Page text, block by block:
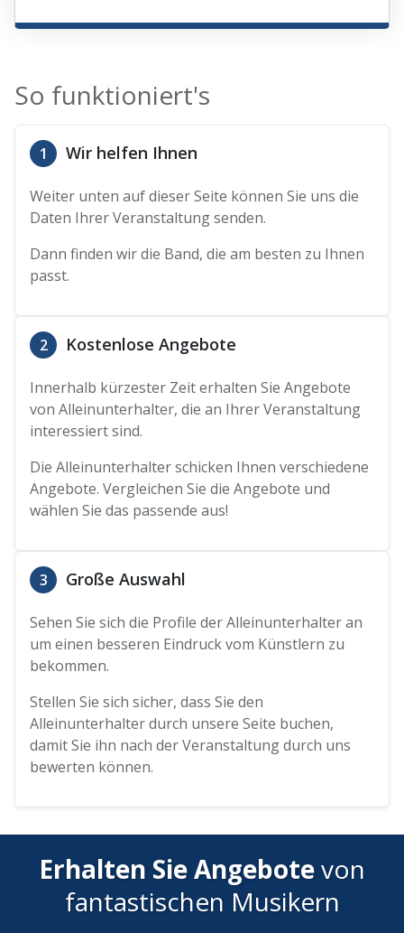
So funktioniert's
1 Wir helfen Ihnen
Weiter unten auf dieser Seite können Sie uns die
Daten Ihrer Veranstaltung senden.
Dann finden wir die Band, die am besten zu Ihnen
passt.
2 Kostenlose Angebote
Innerhalb kürzester Zeit erhalten Sie Angebote
von Alleinunterhalter, die an Ihrer Veranstaltung
interessiert sind.
Die Alleinunterhalter schicken Ihnen verschiedene
Angebote. Vergleichen Sie die Angebote und
wählen Sie das passende aus!
3 Große Auswahl
Sehen Sie sich die Profile der Alleinunterhalter an
um einen besseren Eindruck vom Künstlern zu
bekommen.
Stellen Sie sich sicher, dass Sie den
Alleinunterhalter durch unsere Seite buchen,
damit Sie ihn nach der Veranstaltung durch uns
bewerten können.
Erhalten Sie Angebotevon
fantastischen Musikern